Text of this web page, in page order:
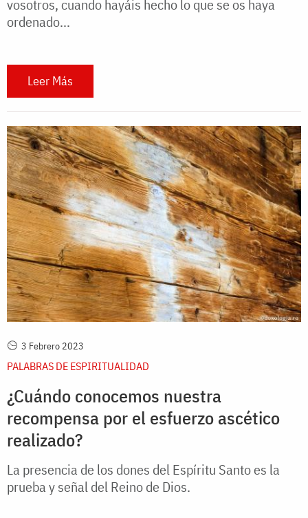
vosotros, cuando hayáis hecho lo que se os haya
ordenado...
Leer Más
3 Febrero 2023
PALABRAS DE ESPIRITUALIDAD
¿Cuándo conocemos nuestra
recompensa por el esfuerzo ascético
realizado?
La presencia de los dones del Espíritu Santo es la
prueba y señal del Reino de Dios.